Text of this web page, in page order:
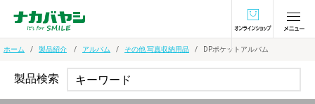
オンラインショ
ホーム 製品紹介 アルバム その他 写真収納用品 DPポケットアルバム
製品検索